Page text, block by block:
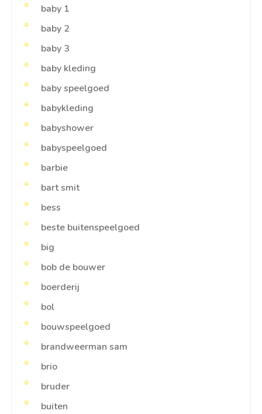
baby 1
baby 2
baby 3
baby kleding
baby speelgoed
babykleding
babyshower
babyspeelgoed
barbie
bart smit
bess
beste buitenspeelgoed
big
bob de bouwer
boerderij
bol
bouwspeelgoed
brandweerman sam
brio
bruder
buiten